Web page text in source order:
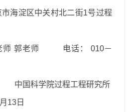
淀区中关村北二街1号过程
郭老师 电话： 010－
中国科学院过程工程研究所
13日